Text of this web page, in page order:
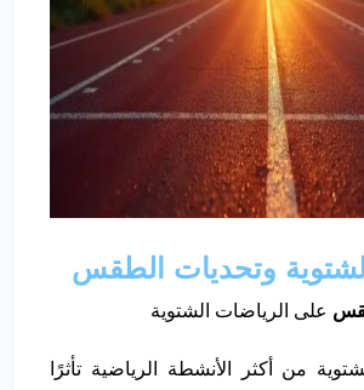
وتحديات الطقس
على الرياضات الشتوية
من أكثر الأنشطة الرياضية تأثرًا